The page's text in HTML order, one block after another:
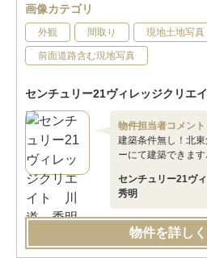
画像カテゴリ
外観 間取り 現地土地写真
前面道路含む現地写真
センチュリー21ヴィレッジクリエ
物件担当者コメント
建築条件無し！北
ーにて建築できます
センチュリー21ヴ
秀明
物件を詳し